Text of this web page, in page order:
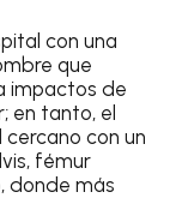
con una
que
impactos de
en tanto, el
con un
fémur
donde más